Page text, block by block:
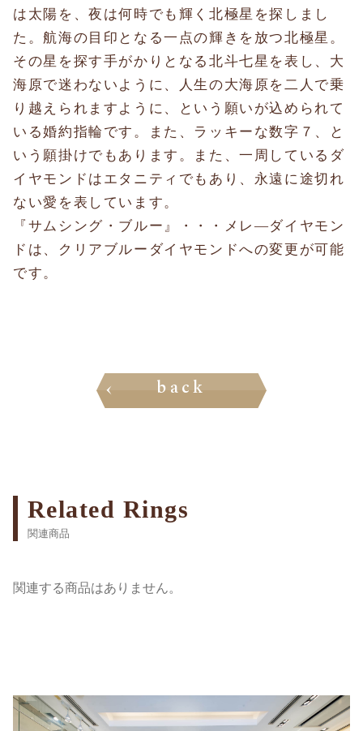
は太陽を、夜は何時でも輝く北極星を探しまし
た。航海の目印となる一点の輝きを放つ北極星。
その星を探す手がかりとなる北斗七星を表し、大
海原で迷わないように、人生の大海原を二人で乗
り越えられますように、という願いが込められて
いる婚約指輪です。また、ラッキーな数字７、と
いう願掛けでもあります。また、一周しているダ
イヤモンドはエタニティでもあり、永遠に途切れ
ない愛を表しています。
『サムシング・ブルー』・・・メレ―ダイヤモン
ドは、クリアブルーダイヤモンドへの変更が可能
です。
back
Related Rings
関連商品
関連する商品はありません。